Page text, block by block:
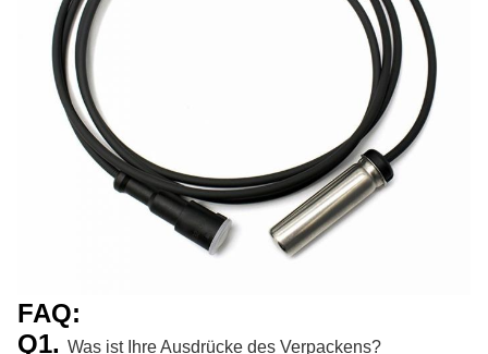
FAQ:
Q1. Was ist Ihre Ausdrücke des Verpackens?